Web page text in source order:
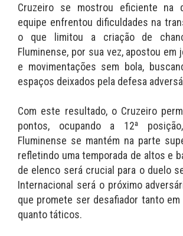
Cruzeiro se mostrou eficiente na
equipe enfrentou dificuldades na
o que limitou a criação de
Fluminense, por sua vez, apostou em
e movimentações sem bola,
espaços deixados pela defesa
Com este resultado, o Cruzeiro
pontos, ocupando a 12ª
Fluminense se mantém na parte
refletindo uma temporada de altos e
de elenco será crucial para o duelo
Internacional será o próximo
que promete ser desafiador tanto
quanto táticos.